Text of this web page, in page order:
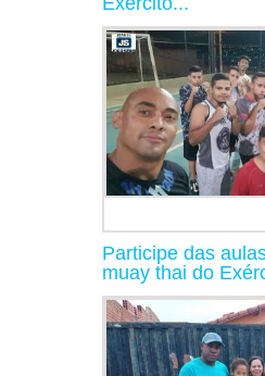
Participe das
muay thai do